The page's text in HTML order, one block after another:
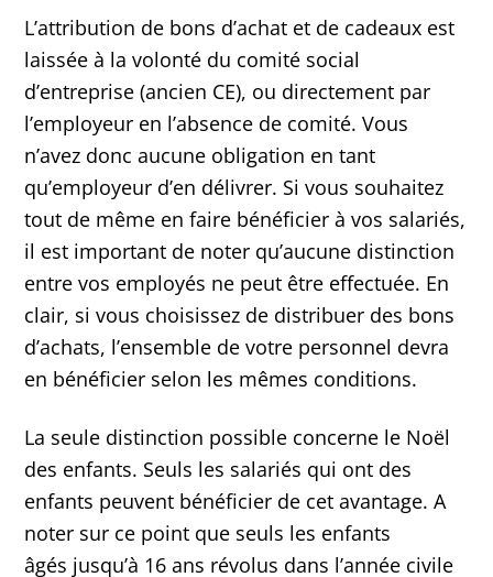
L’attribution de bons d’achat et de cadeaux est
laissée à la volonté du comité social
d’entreprise (ancien CE), ou directement par
l’employeur en l’absence de comité. Vous
n’avez donc aucune obligation en tant
qu’employeur d’en délivrer. Si vous souhaitez
tout de même en faire bénéficier à vos salariés,
il est important de noter qu’aucune distinction
entre vos employés ne peut être effectuée. En
clair, si vous choisissez de distribuer des bons
d’achats, l’ensemble de votre personnel devra
en bénéficier selon les mêmes conditions.
La seule distinction possible concerne le Noël
des enfants. Seuls les salariés qui ont des
enfants peuvent bénéficier de cet avantage. A
noter sur ce point que seuls les enfants
âgés jusqu’à 16 ans révolus dans l’année civile